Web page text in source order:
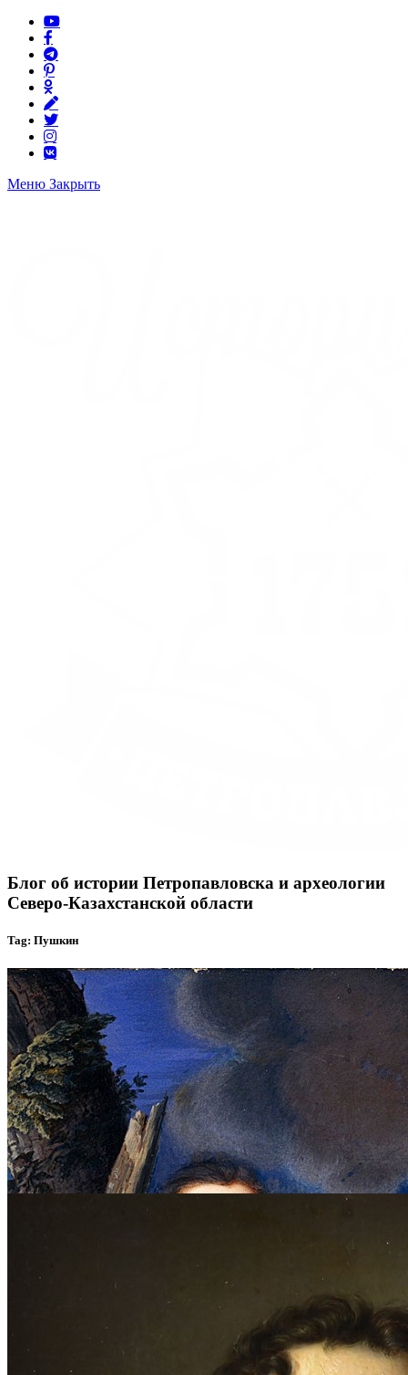
Меню Закрыть
Блог об истории Петропавловска и археологии
Северо-Казахстанской области
Tag: Пушкин